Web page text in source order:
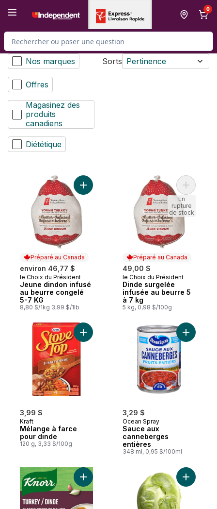
0
Rechercher des produits
Nos marques
Offres
Magasinez des
produits
canadiens
Diététique
Sorts Pertinence
Préparé au Canada
environ 46,77 $
Préparé au Canada
le Choix du Président
Jeune dindon infusé
au beurre congelé
5-7 KG
8,80 $/1kg 3,99 $/1lb
Ajouter Jeune dindon infusé au beurre
Préparé au Canada
49,00 $
Préparé au Canada
le Choix du Président
Dinde surgelée
infusée au beurre 5
à 7 kg
5 kg, 0,98 $/100g
Ajouter
En
rupture
de stock
3,99 $
Kraft
Mélange à farce
pour dinde
120 g, 3,33 $/100g
Ajouter Mélange à farce pour dinde au
3,29 $
Ocean Spray
Sauce aux
canneberges
entières
348 ml, 0,95 $/100ml
Ajouter
Ajouter